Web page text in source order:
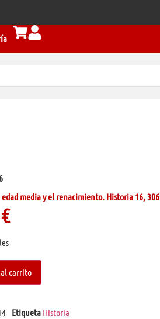
edad media y el renacimiento. Historia 16, 306
€
carrito
Etiqueta Historia